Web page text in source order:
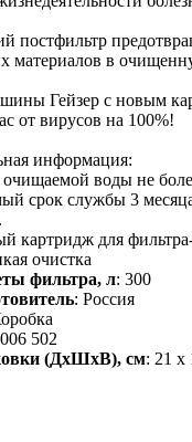
постфильтр
материалов в
Гейзер с новым
от вирусов на 100%!
информация:
очищаемой воды не
срок службы 3
картридж для
очистка
фильтра, л: 300
: Россия
502
(ДхШхВ), см: 21 x